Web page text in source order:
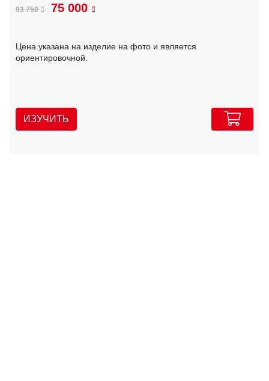
93 750 75 000
Цена указана на изделие на фото и является
ориентировочной.
ИЗУЧИТЬ